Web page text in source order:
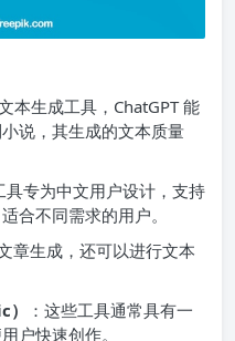
本生成工具，ChatGPT 能
说，其生成的文本质量
具专为中文用户设计，支持
合不同需求的用户。
章生成，还可以进行文本
：这些工具通常具有一
户快速创作。